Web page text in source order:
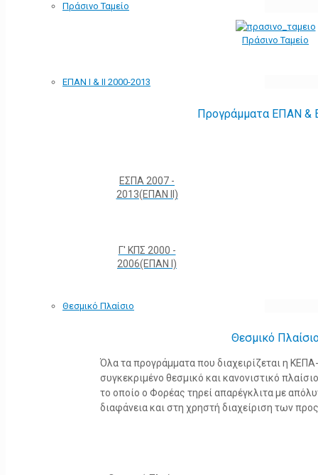
Πράσινο Ταμείο
Πράσινο Ταμείο
ΕΠΑΝ Ι & ΙΙ 2000-2013
Προγράμματα ΕΠΑΝ &
ΕΣΠΑ 2007 -
2013(ΕΠΑΝ ΙΙ)
Γ' ΚΠΣ 2000 -
2006(ΕΠΑΝ Ι)
Θεσμικό Πλαίσιο
Θεσμικό
Όλα τα προγράμματα που διαχειρίζεται η
συγκεκριμένο θεσμικό και κανονιστικό
το οποίο ο Φορέας τηρεί απαρέγκλιτα με
διαφάνεια και στη χρηστή διαχείριση των